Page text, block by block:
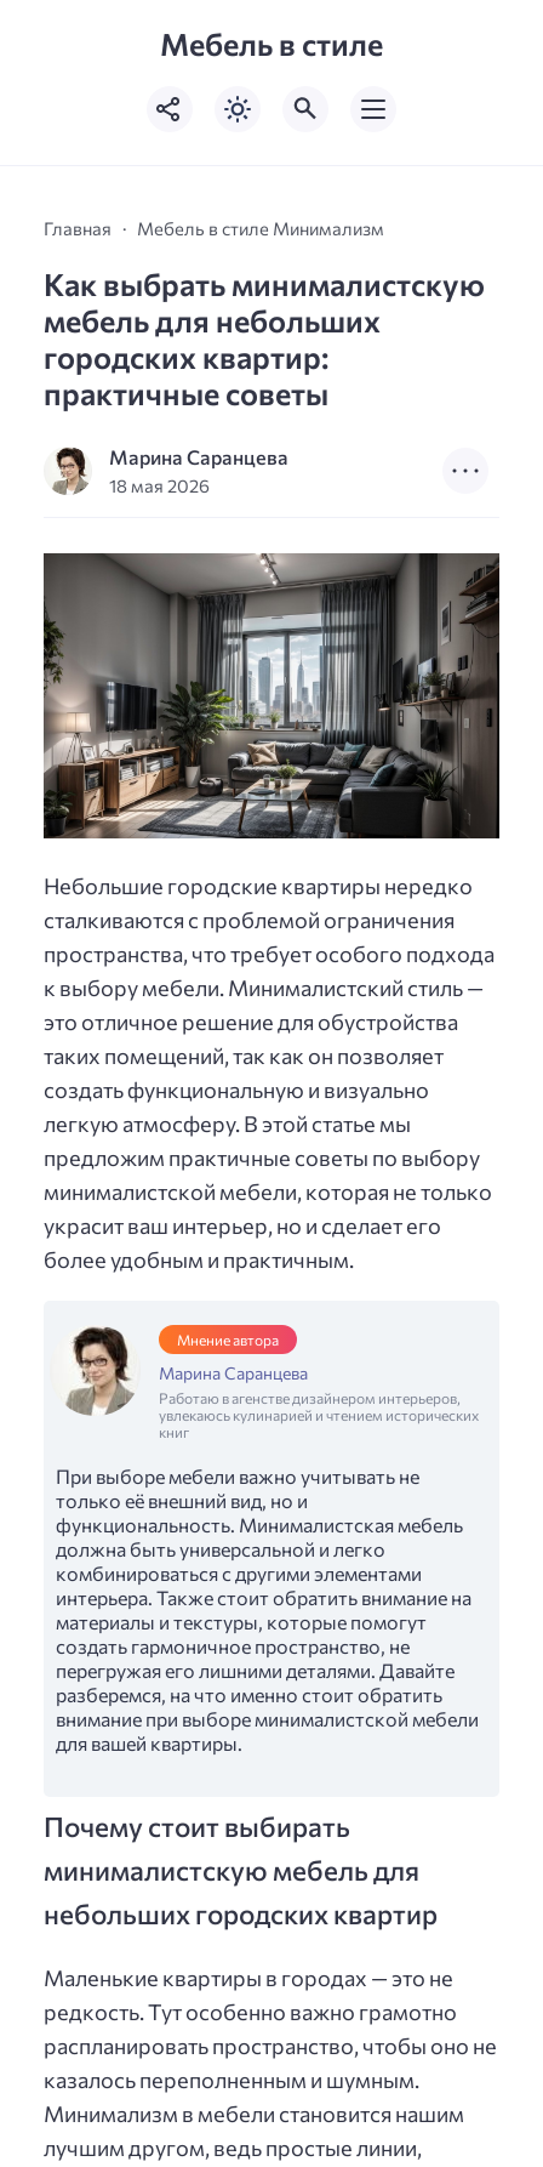
Мебель в стиле
Главная Мебель в стиле Минимализм
Как выбрать минималистскую
мебель для небольших
городских квартир:
практичные советы
Марина Саранцева
18 мая 2026
Небольшие городские квартиры нередко
сталкиваются с проблемой ограничения
пространства, что требует особого подхода
к выбору мебели. Минималистский стиль —
это отличное решение для обустройства
таких помещений, так как он позволяет
создать функциональную и визуально
легкую атмосферу. В этой статье мы
предложим практичные советы по выбору
минималистской мебели, которая не только
украсит ваш интерьер, но и сделает его
более удобным и практичным.
Мнение автора
Марина Саранцева
Работаю в агенстве дизайнером интерьеров,
увлекаюсь кулинарией и чтением исторических
книг
При выборе мебели важно учитывать не
только её внешний вид, но и
функциональность. Минималистская мебель
должна быть универсальной и легко
комбинироваться с другими элементами
интерьера. Также стоит обратить внимание на
материалы и текстуры, которые помогут
создать гармоничное пространство, не
перегружая его лишними деталями. Давайте
разберемся, на что именно стоит обратить
внимание при выборе минималистской мебели
для вашей квартиры.
Почему стоит выбирать
минималистскую мебель для
небольших городских квартир
Маленькие квартиры в городах — это не
редкость. Тут особенно важно грамотно
распланировать пространство, чтобы оно не
казалось переполненным и шумным.
Минимализм в мебели становится нашим
лучшим другом, ведь простые линии,